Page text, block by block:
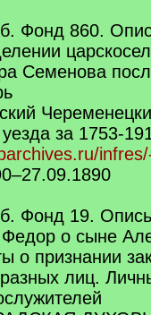
Фонд 860.
Семенова
за 1753-
Фонд 19.
о сыне
о признании
лиц.